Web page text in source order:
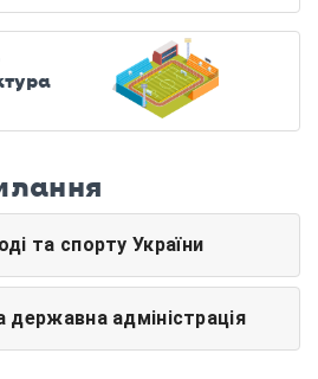
та спорту України
державна адміністрація